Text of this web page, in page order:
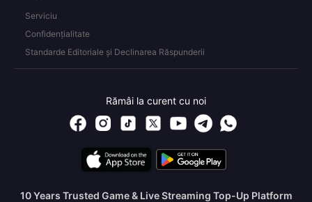
Serviciu
Confidențialitate
Standarde Editoriale și Declinarea Răspunderii
Rămâi la curent cu noi
10 Years Trusted Game & Live Streaming Top-Up Platform